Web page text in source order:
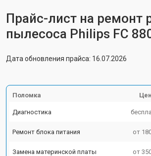
Прайс-лист на ремонт
пылесоса Philips FC
Дата обновления прайса: 16.07.2026
Поломка
Диагностика
Ремонт блока питания от
Замена материнской платы от